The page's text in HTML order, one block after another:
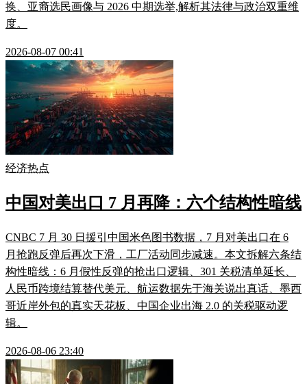
换、亚裔选民画像与 2026 中期选举,解析其法律与政治双重维
度。
2026-08-07 00:41
经济热点
中国对美出口 7 月再降：六个结构性暗线
CNBC 7 月 30 日援引中国米色图书数据，7 月对美出口在 6
月抢跑反弹后再次下滑，工厂活动同步减速。本文拆解六条结
构性暗线：6 月假性反弹的抢出口逻辑、301 关税清单延长、
人民币跨境结算替代美元、航运数据先于海关说出真话、墨西
哥近岸外包的真实天花板、中国企业出海 2.0 的关税驱动逻
辑。
2026-08-06 23:40